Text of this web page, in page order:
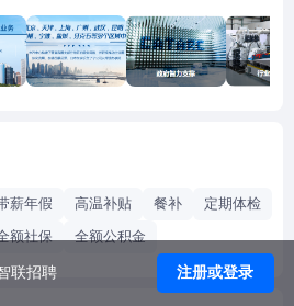
能部门9个、部门及全资子公司22
100亿元，净资产74.8亿元，占地
技术服务能力，业务涵盖行业服
领域。除天津总部外，中汽中心在
、昆明、宁波、盐城、牙克石等地
薪年假 高温补贴 餐补
定期体检
额社保 全额公积金
联招聘 注册或登录